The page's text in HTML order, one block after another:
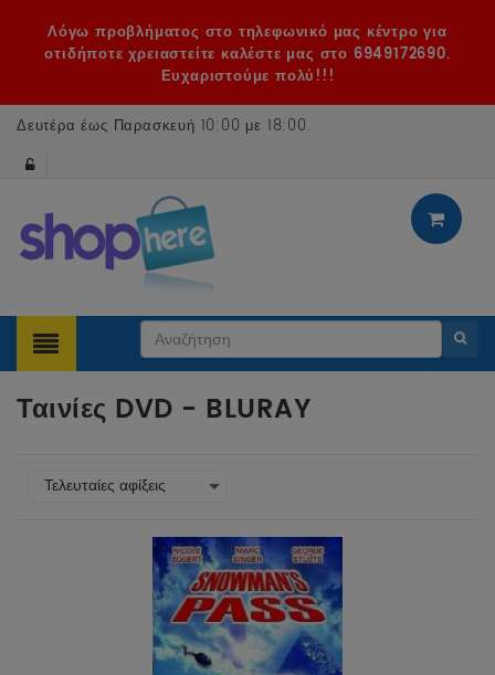
Λόγω προβλήματος στο τηλεφωνικό μας κέντρο για
οτιδήποτε χρειαστείτε καλέστε μας στο 6949172690.
Ευχαριστούμε πολύ!!!
Δευτέρα έως Παρασκευή 10:00 με 18:00.
Ταινίες DVD - BLURAY